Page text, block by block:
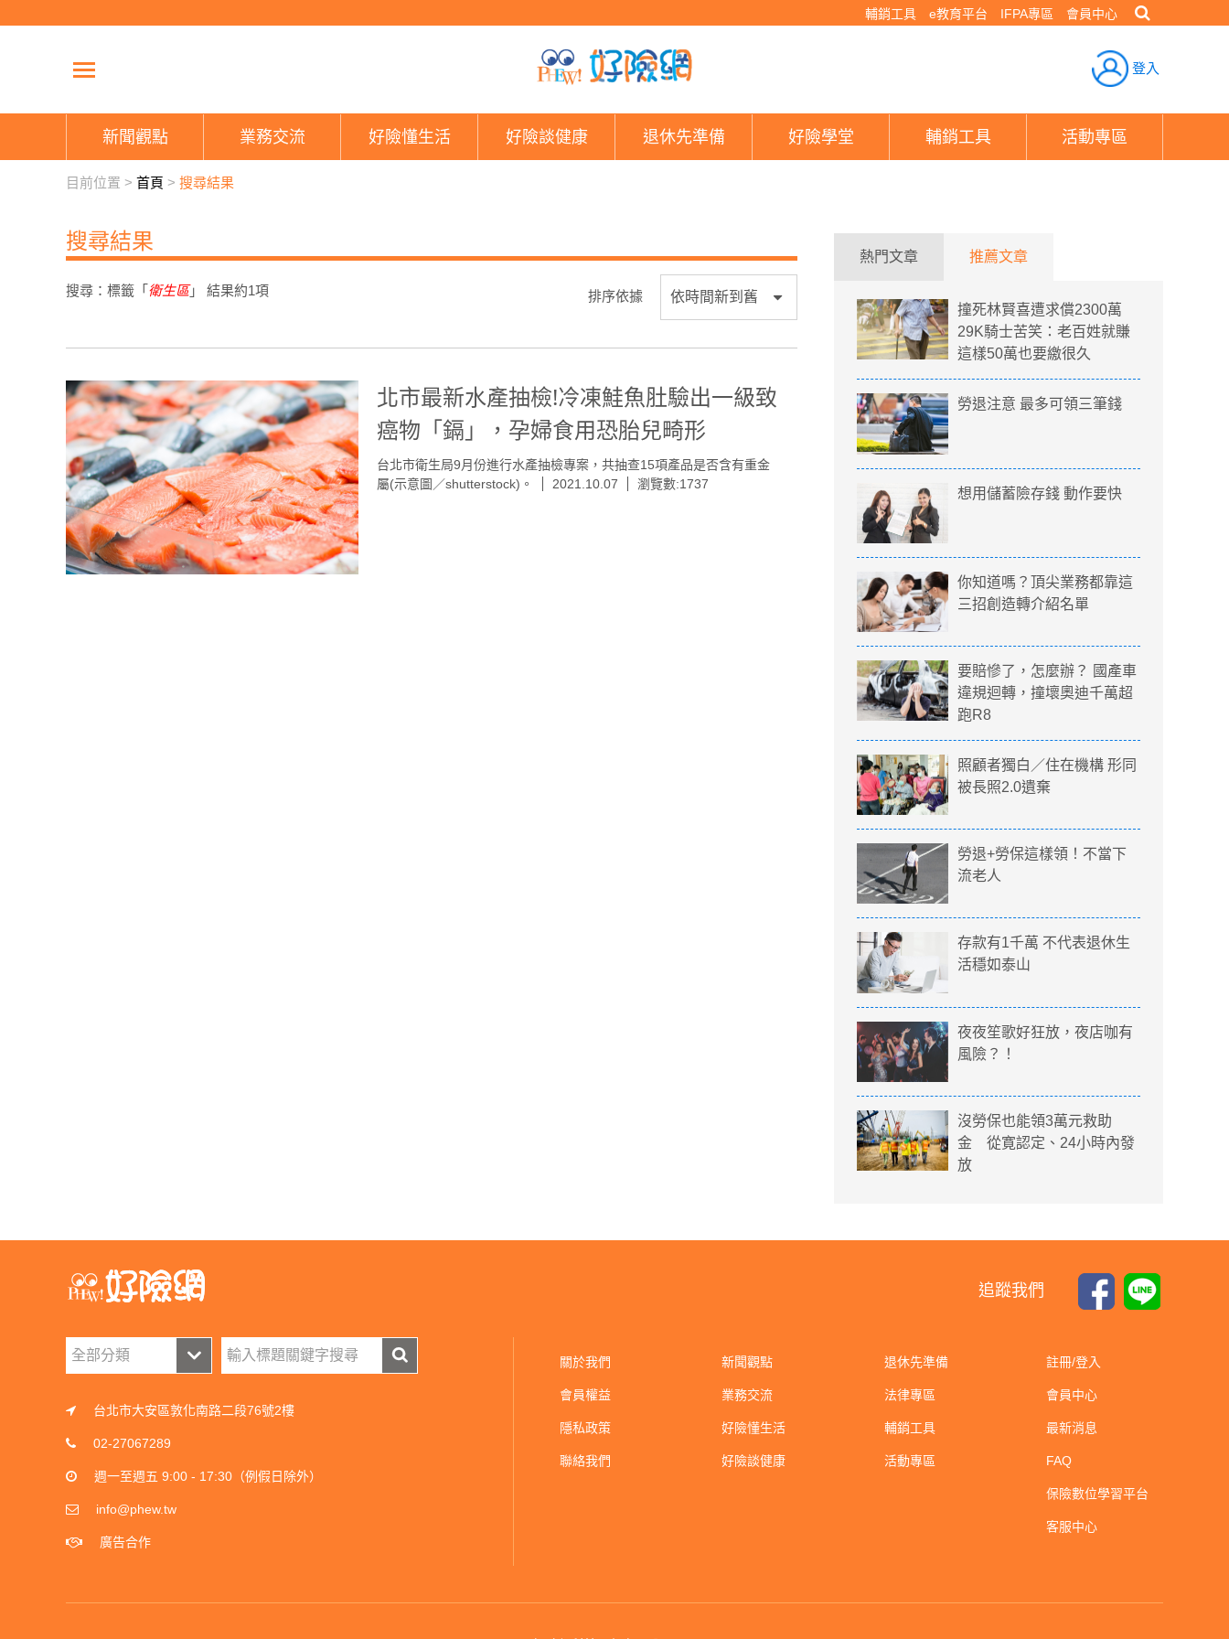
輔銷工具 e教育平台 IFPA專區 會員中心
登入
新聞觀點 業務交流 好險懂生活 好險談健康 退休先準備 好險學堂 輔銷工具 活動專區
目前位置 > 首頁 > 搜尋結果
搜尋結果
搜尋：標籤「 衛生區」 結果約1項 排序依據
北市最新水產抽檢!冷凍鮭魚肚驗出一級致
癌物「鎘」，孕婦食用恐胎兒畸形
台北市衛生局9月份進行水產抽檢專案，共抽查15項產品是否含有重金
屬(示意圖／shutterstock)。
2021.10.07 瀏覽數:1737
熱門文章 推薦文章
撞死林賢喜遭求償2300萬
29K騎士苦笑：老百姓就賺
這樣50萬也要繳很久
勞退注意 最多可領三筆錢
想用儲蓄險存錢 動作要快
你知道嗎？頂尖業務都靠這
三招創造轉介紹名單
要賠慘了，怎麼辦？ 國產車
違規迴轉，撞壞奧迪千萬超
跑R8
照顧者獨白／住在機構 形同
被長照2.0遺棄
勞退+勞保這樣領！不當下
流老人
存款有1千萬 不代表退休生
活穩如泰山
夜夜笙歌好狂放，夜店咖有
風險？！
沒勞保也能領3萬元救助
金 從寛認定、24小時內發
放
追蹤我們
台北市大安區敦化南路二段76號2樓
02-27067289
週一至週五 9:00 - 17:30（例假日除外）
info@phew.tw
廣告合作
關於我們
會員權益
隱私政策
聯絡我們
新聞觀點
業務交流
好險懂生活
好險談健康
退休先準備
法律專區
輔銷工具
活動專區
註冊/登入
會員中心
最新消息
FAQ
保險數位學習平台
客服中心